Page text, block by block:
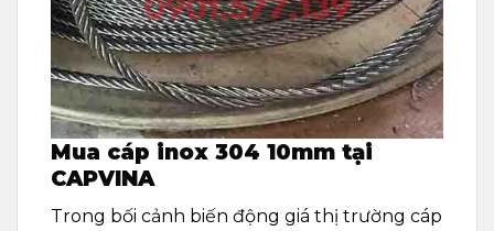
Mua cáp inox 304 10mm tại
CAPVINA
Trong bối cảnh biến động giá thị trường cáp